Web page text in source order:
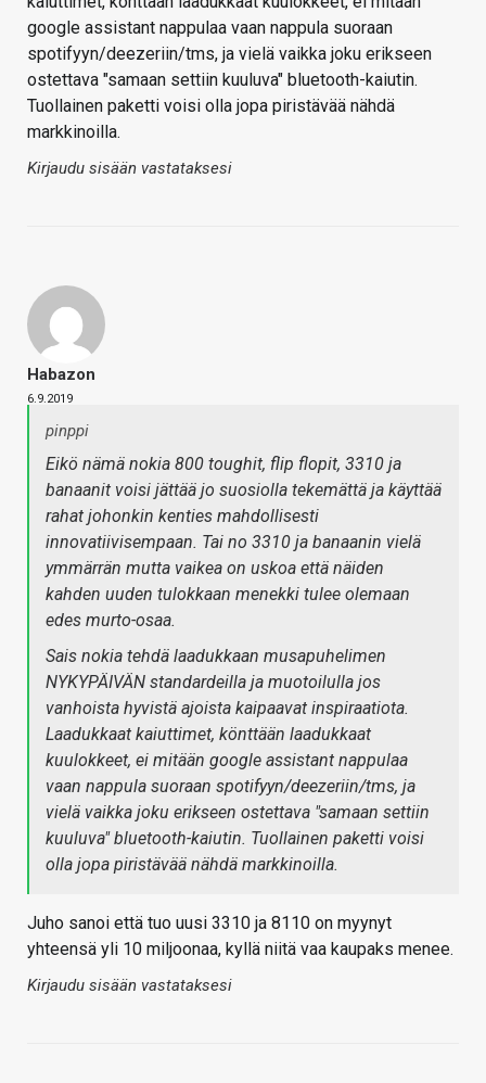
google assistant nappulaa vaan nappula suoraan
spotifyyn/deezeriin/tms, ja vielä vaikka joku erikseen
ostettava "samaan settiin kuuluva" bluetooth-kaiutin.
Tuollainen paketti voisi olla jopa piristävää nähdä
markkinoilla.
Kirjaudu sisään vastataksesi
Habazon
6.9.2019
pinppi
Eikö nämä nokia 800 toughit, flip flopit, 3310 ja
banaanit voisi jättää jo suosiolla tekemättä ja käyttää
rahat johonkin kenties mahdollisesti
innovatiivisempaan. Tai no 3310 ja banaanin vielä
ymmärrän mutta vaikea on uskoa että näiden
kahden uuden tulokkaan menekki tulee olemaan
edes murto-osaa.
Sais nokia tehdä laadukkaan musapuhelimen
NYKYPÄIVÄN standardeilla ja muotoilulla jos
vanhoista hyvistä ajoista kaipaavat inspiraatiota.
Laadukkaat kaiuttimet, könttään laadukkaat
kuulokkeet, ei mitään google assistant nappulaa
vaan nappula suoraan spotifyyn/deezeriin/tms, ja
vielä vaikka joku erikseen ostettava "samaan settiin
kuuluva" bluetooth-kaiutin. Tuollainen paketti voisi
olla jopa piristävää nähdä markkinoilla.
Juho sanoi että tuo uusi 3310 ja 8110 on myynyt
yhteensä yli 10 miljoonaa, kyllä niitä vaa kaupaks menee.
Kirjaudu sisään vastataksesi